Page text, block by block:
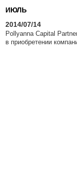
ИЮЛЬ
2014/07/14
Pollyanna Capital
в приобретении